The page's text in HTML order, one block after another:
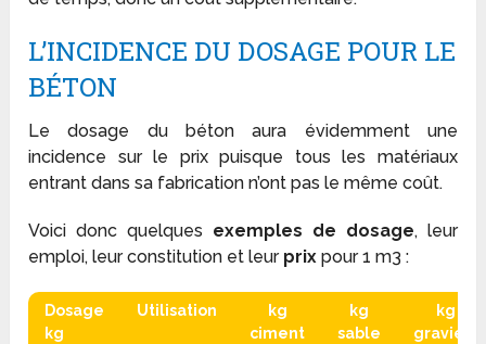
L’INCIDENCE DU DOSAGE POUR LE
BÉTON
Le dosage du béton aura évidemment une
incidence sur le prix puisque tous les matériaux
entrant dans sa fabrication n’ont pas le même coût.
Voici donc quelques exemples de dosage, leur
emploi, leur constitution et leur prixpour 1 m3 :
Dosage
kg
Utilisation
kg
ciment
kg
sable
kg
graviers